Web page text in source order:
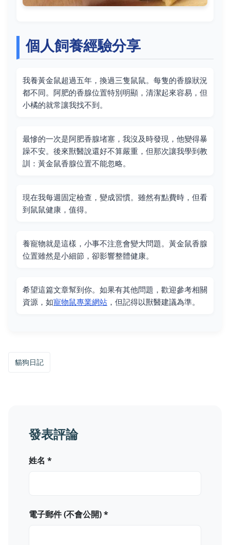
個人飼養經驗分享
我養黃金鼠超過五年，換過三隻鼠鼠。每隻的香腺狀況
都不同。阿肥的香腺位置特別明顯，清潔起來容易，但
小橘的就常讓我找不到。
最慘的一次是阿肥香腺堵塞，我沒及時發現，他變得暴
躁不安。後來獸醫說還好不算嚴重，但那次讓我學到教
訓：黃金鼠香腺位置不能忽略。
現在我每週固定檢查，變成習慣。雖然有點費時，但看
到鼠鼠健康，值得。
養寵物就是這樣，小事不注意會變大問題。黃金鼠香腺
位置雖然是小細節，卻影響整體健康。
希望這篇文章幫到你。如果有其他問題，歡迎參考相關
資源，如寵物鼠專業網站 ，但記得以獸醫建議為準。
貓狗日記
發表評論
姓名 *
電子郵件 (不會公開) *